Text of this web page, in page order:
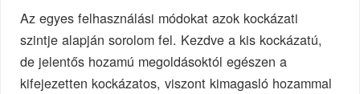
Az egyes felhasználási módokat azok kockázati
szintje alapján sorolom fel. Kezdve a kis kockázatú,
de jelentős hozamú megoldásoktól egészen a
kifejezetten kockázatos, viszont kimagasló hozammal